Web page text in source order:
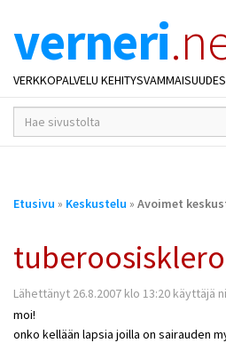
verneri
VERKKOPALVELU
hakusana(t)
*
Olet
Etusivu » Keskustelu » Avoimet
Lähettänyt 26.8.2007 klo 13:20 käyttäjä
moi!
onko kellään lapsia joilla on sairauden